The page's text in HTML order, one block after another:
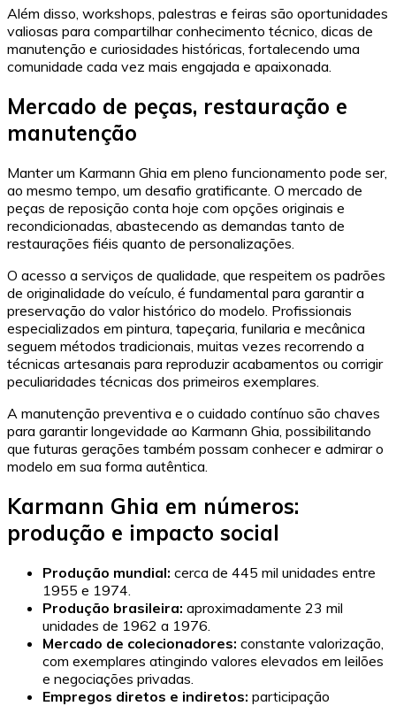
Além disso, workshops, palestras e feiras são oportunidades
valiosas para compartilhar conhecimento técnico, dicas de
manutenção e curiosidades históricas, fortalecendo uma
comunidade cada vez mais engajada e apaixonada.
Mercado de peças, restauração e
manutenção
Manter um Karmann Ghia em pleno funcionamento pode ser,
ao mesmo tempo, um desafio gratificante. O mercado de
peças de reposição conta hoje com opções originais e
recondicionadas, abastecendo as demandas tanto de
restaurações fiéis quanto de personalizações.
O acesso a serviços de qualidade, que respeitem os padrões
de originalidade do veículo, é fundamental para garantir a
preservação do valor histórico do modelo. Profissionais
especializados em pintura, tapeçaria, funilaria e mecânica
seguem métodos tradicionais, muitas vezes recorrendo a
técnicas artesanais para reproduzir acabamentos ou corrigir
peculiaridades técnicas dos primeiros exemplares.
A manutenção preventiva e o cuidado contínuo são chaves
para garantir longevidade ao Karmann Ghia, possibilitando
que futuras gerações também possam conhecer e admirar o
modelo em sua forma autêntica.
Karmann Ghia em números:
produção e impacto social
Produção mundial: cerca de 445 mil unidades entre
1955 e 1974.
Produção brasileira: aproximadamente 23 mil
unidades de 1962 a 1976.
Mercado de colecionadores: constante valorização,
com exemplares atingindo valores elevados em leilões
e negociações privadas.
Empregos diretos e indiretos: participação